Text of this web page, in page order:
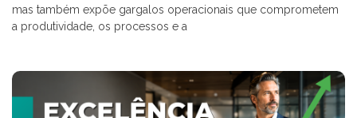
mas também expõe gargalos operacionais que comprometem
a produtividade, os processos e a